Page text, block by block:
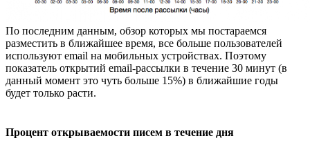
По последним данным, обзор которых мы постараемся
разместить в ближайшее время, все больше пользователей
используют email на мобильных устройствах. Поэтому
показатель открытий email-рассылки в течение 30 минут (в
данный момент это чуть больше 15%) в ближайшие годы
будет только расти.
Процент открываемости писем в течение дня